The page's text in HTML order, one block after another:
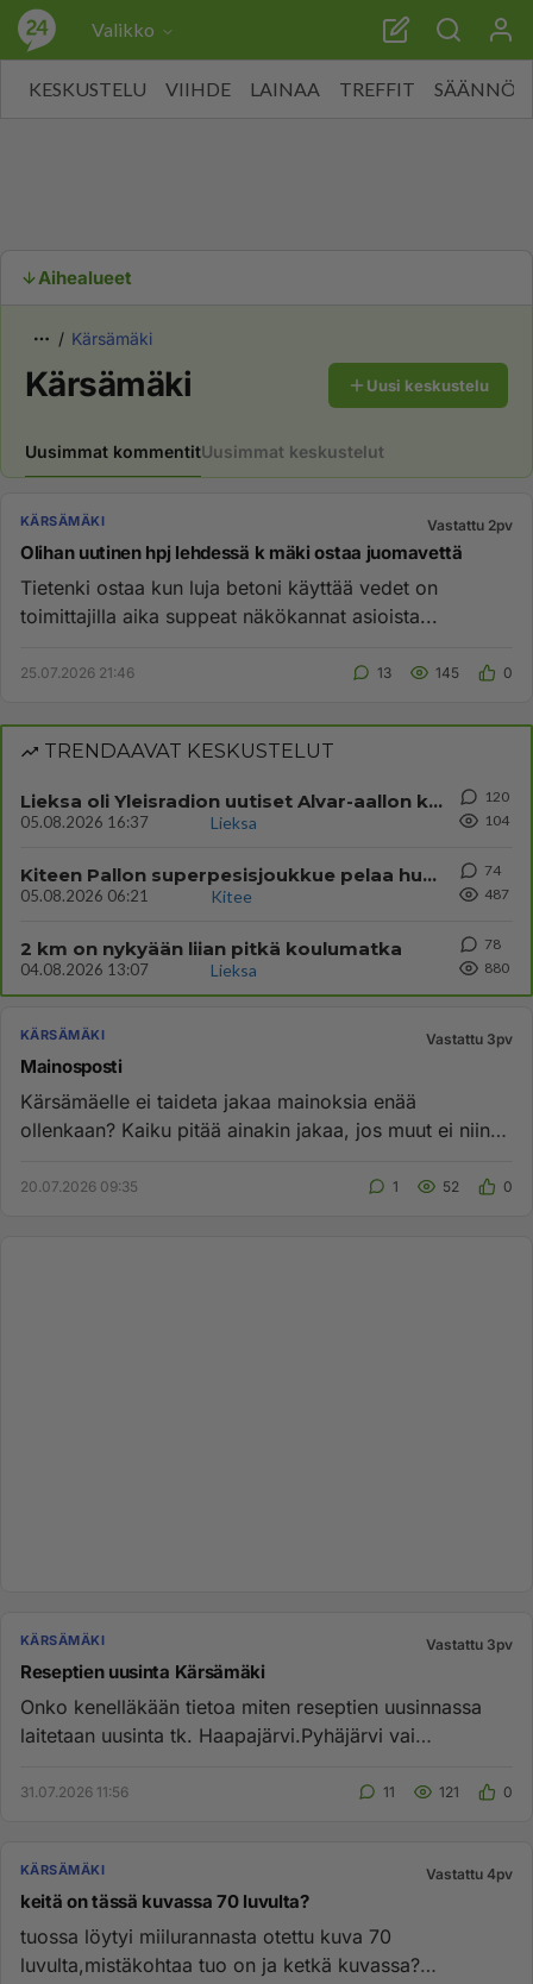
Valikko
KESKUSTELU VIIHDE LAINAA TREFFIT SÄÄNNÖT
Aihealueet
Kärsämäki
Kärsämäki Uusi keskustelu
Uusimmat kommentitUusimmat keskustelut
KÄRSÄMÄKI Vastattu 2pv
Olihan uutinen hpj lehdessä k mäki ostaa juomavettä
Tietenki ostaa kun luja betoni käyttää vedet on
toimittajilla aika suppeat näkökannat asioista...
25.07.2026 21:46 13 145 0
TRENDAAVAT KESKUSTELUT
Lieksa oli Yleisradion uutiset Alvar-aallon kylä myynnissä?
05.08.2026 16:37 Lieksa
120
104
Kiteen Pallon superpesisjoukkue pelaa huumeiden vaikutuksen alaisena
05.08.2026 06:21 Kitee
74
487
2 km on nykyään liian pitkä koulumatka
04.08.2026 13:07 Lieksa
78
880
KÄRSÄMÄKI Vastattu 3pv
Mainosposti
Kärsämäelle ei taideta jakaa mainoksia enää
ollenkaan? Kaiku pitää ainakin jakaa, jos muut ei niin
20.07.2026 09:35 1 52 0
KÄRSÄMÄKI Vastattu 3pv
Reseptien uusinta Kärsämäki
Onko kenelläkään tietoa miten reseptien uusinnassa
laitetaan uusinta tk. Haapajärvi.Pyhäjärvi vai
31.07.2026 11:56 11 121 0
KÄRSÄMÄKI Vastattu 4pv
keitä on tässä kuvassa 70 luvulta?
tuossa löytyi miilurannasta otettu kuva 70
luvulta,mistäkohtaa tuo on ja ketkä kuvassa?